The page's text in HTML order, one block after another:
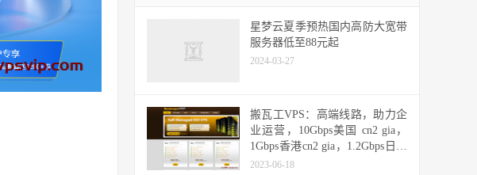
星梦云夏季预热国内高防大宽带
服务器低至88元起
2024-03-27
搬瓦工VPS：高端线路，助力企
业运营，10Gbps美国 cn2 gia，
1Gbps香港cn2 gia，1.2Gbps日本
cn2 gia，10Gbps日本软银
2023-06-18